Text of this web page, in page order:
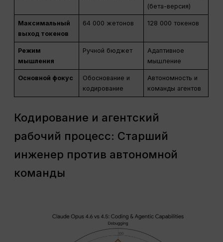
(бета-версия)
Максимальный
выход токенов
64 000 жетонов 128 000 токенов
Режим
мышления
Ручной бюджет
Адаптивное
мышление
Основной фокус
Обоснование и
кодирование
Автономность и
команды агентов
Кодирование и агентский
рабочий процесс: Старший
инженер против автономной
команды